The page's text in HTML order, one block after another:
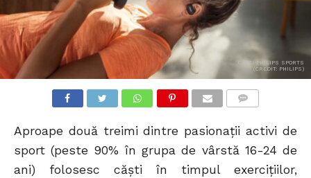
CĂȘTI PHILIPS SPORTS
(CREDIT: PHILIPS)
Aproape două treimi dintre pasionații activi de
sport (peste 90% în grupa de vârstă 16-24 de
ani) folosesc căști în timpul exercițiilor,